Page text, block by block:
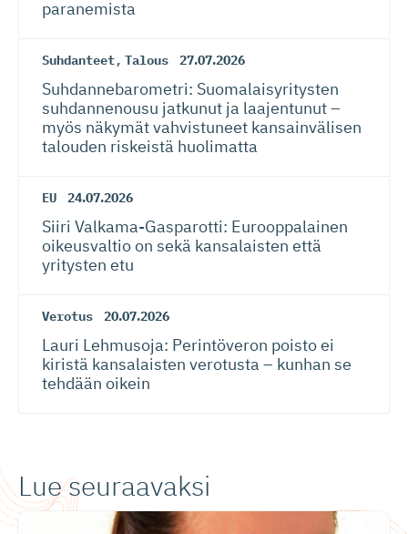
paranemista
Suhdanteet, Talous 27.07.2026
Suhdanneba­ro­metri: Suomalaisy­ri­tysten
suhdannenousu jatkunut ja laajentunut –
myös näkymät vahvistuneet kansainvälisen
talouden riskeistä huolimatta
EU 24.07.2026
Siiri Valkama-Gas­pa­rotti: Eurooppalainen
oikeusvaltio on sekä kansalaisten että
yritysten etu
Verotus 20.07.2026
Lauri Lehmusoja: Perintöveron poisto ei
kiristä kansalaisten verotusta – kunhan se
tehdään oikein
Lue seuraavaksi